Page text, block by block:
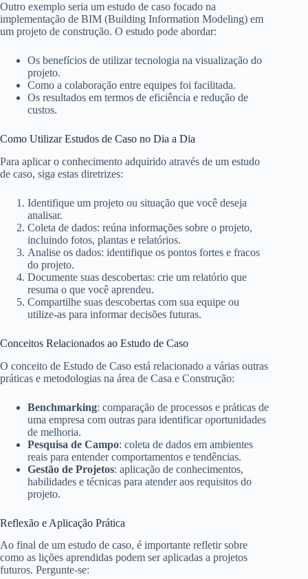
Outro exemplo seria um estudo de caso focado na
implementação de BIM (Building Information Modeling) em
um projeto de construção. O estudo pode abordar:
Os benefícios de utilizar tecnologia na visualização do
projeto.
Como a colaboração entre equipes foi facilitada.
Os resultados em termos de eficiência e redução de
custos.
Como Utilizar Estudos de Caso no Dia a Dia
Para aplicar o conhecimento adquirido através de um estudo
de caso, siga estas diretrizes:
Identifique um projeto ou situação que você deseja
analisar.
Coleta de dados: reúna informações sobre o projeto,
incluindo fotos, plantas e relatórios.
Analise os dados: identifique os pontos fortes e fracos
do projeto.
Documente suas descobertas: crie um relatório que
resuma o que você aprendeu.
Compartilhe suas descobertas com sua equipe ou
utilize-as para informar decisões futuras.
Conceitos Relacionados ao Estudo de Caso
O conceito de Estudo de Caso está relacionado a várias outras
práticas e metodologias na área de Casa e Construção:
Benchmarking: comparação de processos e práticas de
uma empresa com outras para identificar oportunidades
de melhoria.
Pesquisa de Campo: coleta de dados em ambientes
reais para entender comportamentos e tendências.
Gestão de Projetos: aplicação de conhecimentos,
habilidades e técnicas para atender aos requisitos do
projeto.
Reflexão e Aplicação Prática
Ao final de um estudo de caso, é importante refletir sobre
como as lições aprendidas podem ser aplicadas a projetos
futuros. Pergunte-se: